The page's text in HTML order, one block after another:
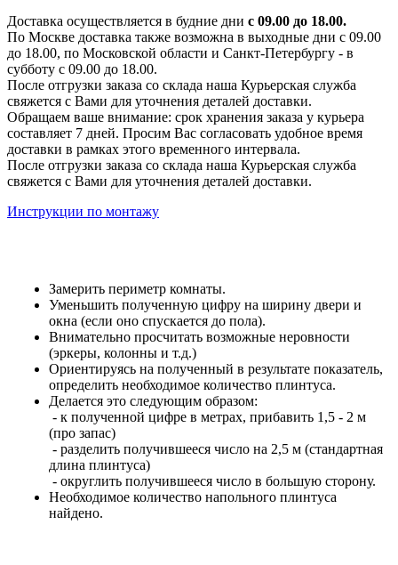
Доставка осуществляется в будние дни с 09.00 до 18.00.
По Москве доставка также возможна в выходные дни с 09.00
до 18.00, по Московской области и Санкт-Петербургу - в
субботу с 09.00 до 18.00.
После отгрузки заказа со склада наша Курьерская служба
свяжется с Вами для уточнения деталей доставки.
Обращаем ваше внимание: срок хранения заказа у курьера
составляет 7 дней. Просим Вас согласовать удобное время
доставки в рамках этого временного интервала.
После отгрузки заказа со склада наша Курьерская служба
свяжется с Вами для уточнения деталей доставки.
Инструкции по монтажу
Замерить периметр комнаты.
Уменьшить полученную цифру на ширину двери и
окна (если оно спускается до пола).
Внимательно просчитать возможные неровности
(эркеры, колонны и т.д.)
Ориентируясь на полученный в результате показатель,
определить необходимое количество плинтуса.
Делается это следующим образом:
- к полученной цифре в метрах, прибавить 1,5 - 2 м
(про запас)
- разделить получившееся число на 2,5 м (стандартная
длина плинтуса)
- округлить получившееся число в большую сторону.
Необходимое количество напольного плинтуса
найдено.